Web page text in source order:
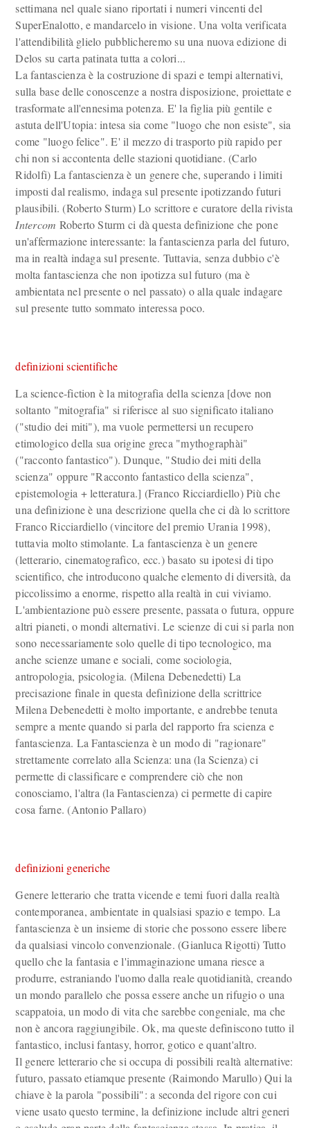
settimana nel quale siano riportati i numeri vincenti del
SuperEnalotto, e mandarcelo in visione. Una volta verificata
l'attendibilità glielo pubblicheremo su una nuova edizione di
Delos su carta patinata tutta a colori...
La fantascienza è la costruzione di spazi e tempi alternativi,
sulla base delle conoscenze a nostra disposizione, proiettate e
trasformate all'ennesima potenza. E' la figlia più gentile e
astuta dell'Utopia: intesa sia come "luogo che non esiste", sia
come "luogo felice". E' il mezzo di trasporto più rapido per
chi non si accontenta delle stazioni quotidiane. (Carlo
Ridolfi) La fantascienza è un genere che, superando i limiti
imposti dal realismo, indaga sul presente ipotizzando futuri
plausibili. (Roberto Sturm) Lo scrittore e curatore della rivista
Intercom Roberto Sturm ci dà questa definizione che pone
un'affermazione interessante: la fantascienza parla del futuro,
ma in realtà indaga sul presente. Tuttavia, senza dubbio c'è
molta fantascienza che non ipotizza sul futuro (ma è
ambientata nel presente o nel passato) o alla quale indagare
sul presente tutto sommato interessa poco.
definizioni scientifiche
La science-fiction è la mitografia della scienza [dove non
soltanto "mitografia" si riferisce al suo significato italiano
("studio dei miti"), ma vuole permettersi un recupero
etimologico della sua origine greca "mythographài"
("racconto fantastico"). Dunque, "Studio dei miti della
scienza" oppure "Racconto fantastico della scienza",
epistemologia + letteratura.] (Franco Ricciardiello) Più che
una definizione è una descrizione quella che ci dà lo scrittore
Franco Ricciardiello (vincitore del premio Urania 1998),
tuttavia molto stimolante. La fantascienza è un genere
(letterario, cinematografico, ecc.) basato su ipotesi di tipo
scientifico, che introducono qualche elemento di diversità, da
piccolissimo a enorme, rispetto alla realtà in cui viviamo.
L'ambientazione può essere presente, passata o futura, oppure
altri pianeti, o mondi alternativi. Le scienze di cui si parla non
sono necessariamente solo quelle di tipo tecnologico, ma
anche scienze umane e sociali, come sociologia,
antropologia, psicologia. (Milena Debenedetti) La
precisazione finale in questa definizione della scrittrice
Milena Debenedetti è molto importante, e andrebbe tenuta
sempre a mente quando si parla del rapporto fra scienza e
fantascienza. La Fantascienza è un modo di "ragionare"
strettamente correlato alla Scienza: una (la Scienza) ci
permette di classificare e comprendere ciò che non
conosciamo, l'altra (la Fantascienza) ci permette di capire
cosa farne. (Antonio Pallaro)
definizioni generiche
Genere letterario che tratta vicende e temi fuori dalla realtà
contemporanea, ambientate in qualsiasi spazio e tempo. La
fantascienza è un insieme di storie che possono essere libere
da qualsiasi vincolo convenzionale. (Gianluca Rigotti) Tutto
quello che la fantasia e l'immaginazione umana riesce a
produrre, estraniando l'uomo dalla reale quotidianità, creando
un mondo parallelo che possa essere anche un rifugio o una
scappatoia, un modo di vita che sarebbe congeniale, ma che
non è ancora raggiungibile. Ok, ma queste definiscono tutto il
fantastico, inclusi fantasy, horror, gotico e quant'altro.
Il genere letterario che si occupa di possibili realtà alternative:
futuro, passato etiamque presente (Raimondo Marullo) Qui la
chiave è la parola "possibili": a seconda del rigore con cui
viene usato questo termine, la definizione include altri generi